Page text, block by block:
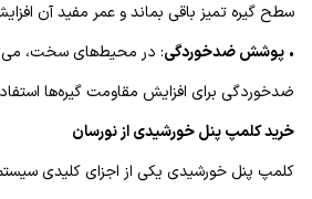
سطح گیره تمیز باقی بماند و عمر مفید آن
• پوشش ضدخوردگی: در محیط‌های سخت،
ضدخوردگی برای افزایش مقاومت گیره‌ها
خرید کلمپ پنل خورشیدی از نورسان
کلمپ پنل خورشیدی یکی از اجزای کلیدی